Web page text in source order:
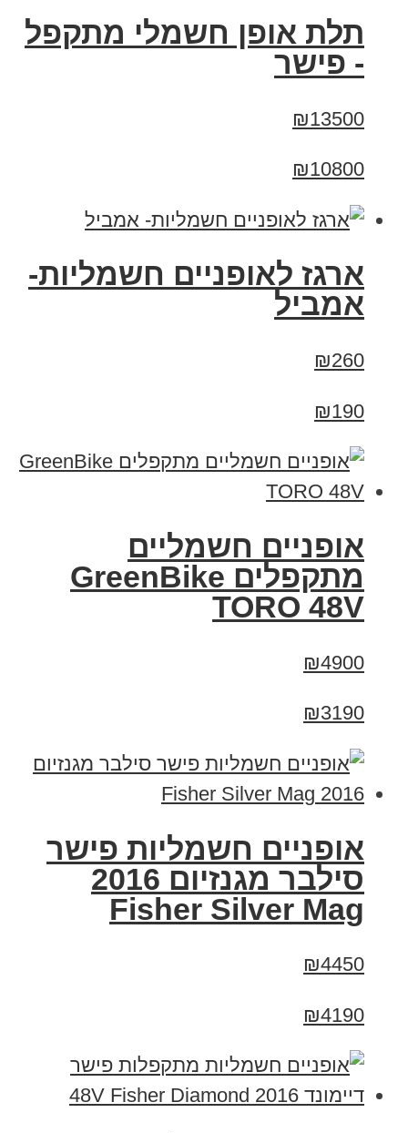
תלת אופן חשמלי מתקפל
- פישר
₪13500
₪10800
ארגז לאופניים חשמליות-
אמביל
₪260
₪190
אופניים חשמליים
מתקפלים GreenBike
TORO 48V
₪4900
₪3190
אופניים חשמליות פישר
סילבר מגנזיום 2016
Fisher Silver Mag
₪4450
₪4190